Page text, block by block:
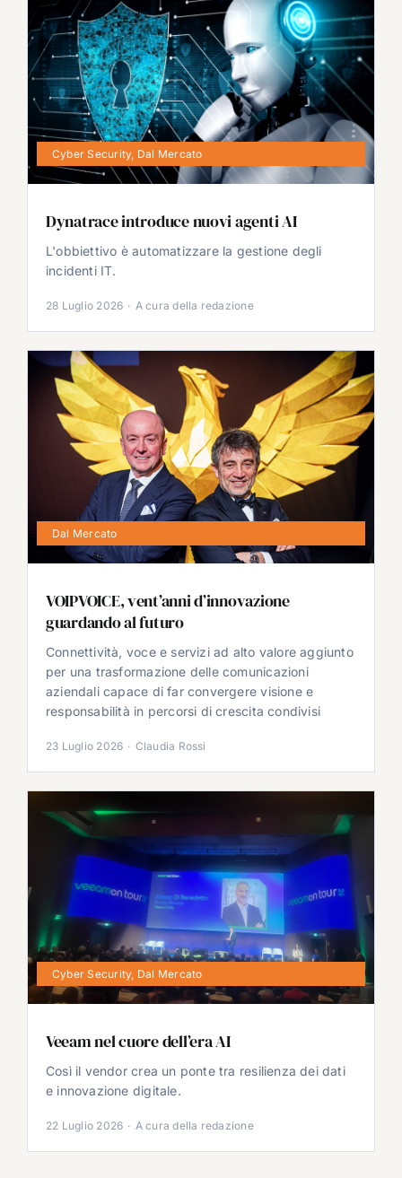
Cyber Security, Dal Mercato
Dynatrace introduce nuovi agenti AI
L'obbiettivo è automatizzare la gestione degli
incidenti IT.
28 Luglio 2026 · A cura della redazione
Dal Mercato
VOIPVOICE, vent’anni d’innovazione
guardando al futuro
Connettività, voce e servizi ad alto valore aggiunto
per una trasformazione delle comunicazioni
aziendali capace di far convergere visione e
responsabilità in percorsi di crescita condivisi
23 Luglio 2026 · Claudia Rossi
Cyber Security, Dal Mercato
Veeam nel cuore dell’era AI
Così il vendor crea un ponte tra resilienza dei dati
e innovazione digitale.
22 Luglio 2026 · A cura della redazione